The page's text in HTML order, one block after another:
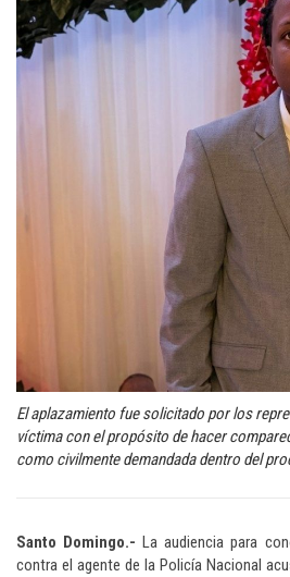
El aplazamiento fue solicitado por los
víctima con el propósito de hacer
como civilmente demandada dentro del
Santo Domingo.- La audiencia para
contra el agente de la Policía Nacional